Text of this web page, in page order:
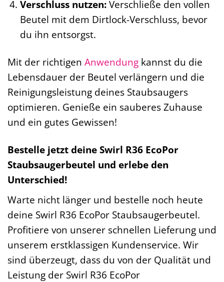
Verschluss nutzen:Verschließe den vollen
Beutel mit dem Dirtlock-Verschluss, bevor
du ihn entsorgst.
Mit der richtigen Anwendung kannst du die
Lebensdauer der Beutel verlängern und die
Reinigungsleistung deines Staubsaugers
optimieren. Genieße ein sauberes Zuhause
und ein gutes Gewissen!
Bestelle jetzt deine Swirl R36 EcoPor
Staubsaugerbeutel und erlebe den
Unterschied!
Warte nicht länger und bestelle noch heute
deine Swirl R36 EcoPor Staubsaugerbeutel.
Profitiere von unserer schnellen Lieferung und
unserem erstklassigen Kundenservice. Wir
sind überzeugt, dass du von der Qualität und
Leistung der Swirl R36 EcoPor